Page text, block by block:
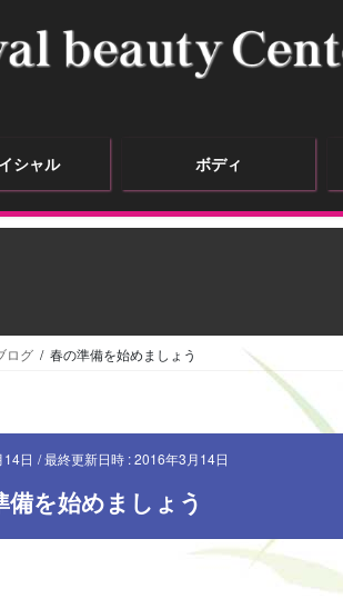
シャル ボディ
ログ 春の準備を始めましょう
日 / 最終更新日時 :2016年3月14日
備を始めましょう